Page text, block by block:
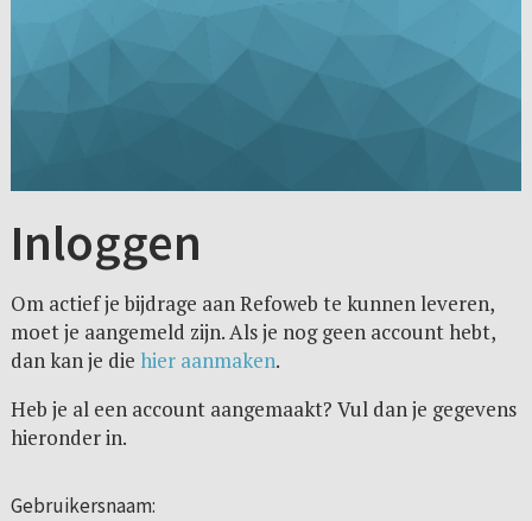
Inloggen
Om actief je bijdrage aan Refoweb te kunnen leveren,
moet je aangemeld zijn. Als je nog geen account hebt,
dan kan je die hier aanmaken.
Heb je al een account aangemaakt? Vul dan je gegevens
hieronder in.
Gebruikersnaam: